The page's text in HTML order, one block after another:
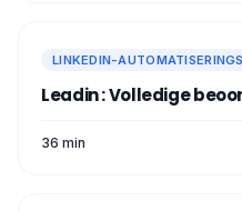
je quota te versturen.
LINKEDIN-
Leadin : Volledige
36 min